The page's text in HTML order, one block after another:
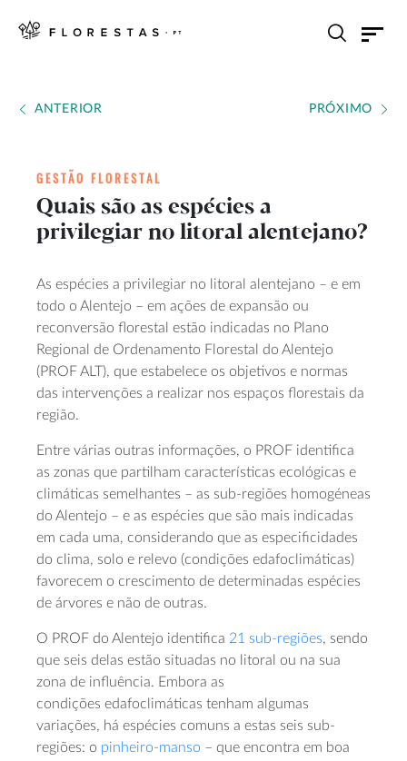
ANTERIOR PRÓXIMO
GESTÃO FLORESTAL
Quais são as espécies a
privilegiar no litoral alentejano?
As espécies a privilegiar no litoral alentejano – e em
todo o Alentejo – em ações de expansão ou
reconversão florestal estão indicadas no Plano
Regional de Ordenamento Florestal do Alentejo
(PROF ALT), que estabelece os objetivos e normas
das intervenções a realizar nos espaços florestais da
região.
Entre várias outras informações, o PROF identifica
as zonas que partilham características ecológicas e
climáticas semelhantes – as sub-regiões homogéneas
do Alentejo – e as espécies que são mais indicadas
em cada uma, considerando que as especificidades
do clima, solo e relevo (condições edafoclimáticas)
favorecem o crescimento de determinadas espécies
de árvores e não de outras.
O PROF do Alentejo identifica 21 sub-regiões, sendo
que seis delas estão situadas no litoral ou na sua
zona de influência. Embora as
condições edafoclimáticas tenham algumas
variações, há espécies comuns a estas seis sub-
regiões: o pinheiro-manso – que encontra em boa